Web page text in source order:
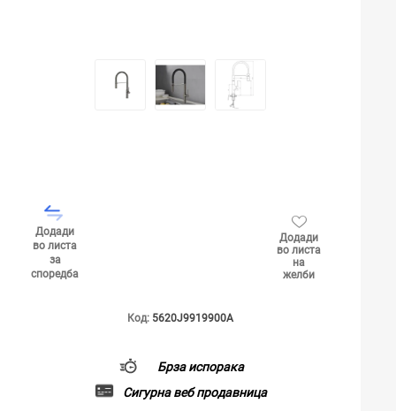
Додади
во листа
за
споредба
Додади
во листа
на
желби
Код: 5620J9919900A
Брза испорака
Сигурна веб продавница